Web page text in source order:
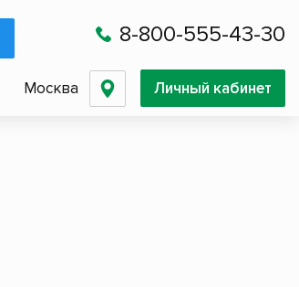
8-800-555-43-30
Москва Личный кабинет